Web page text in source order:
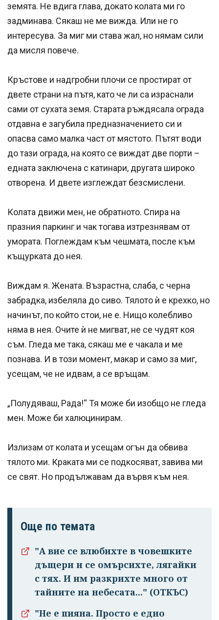
земята. Не вдига глава, докато колата ми го
задминава. Сякаш не ме вижда. Или не го
интересува. За миг ми става жал, но нямам сили
да мисля повече.
Кръстове и надгробни плочи се простират от
двете страни на пътя, като че ли са израснали
сами от сухата земя. Старата ръждясала ограда
отдавна е загубила предназначението си и
опасва само малка част от мястото. Пътят води
до тази ограда, на която се виждат две порти –
едната заключена с катинари, другата широко
отвoрена. И двете изглеждат безсмислени.
Колата движи мен, не обратното. Спира на
празния паркинг и чак тогава изтрезнявам от
умората. Поглеждам към чешмата, после към
къщурката до нея.
Виждам я. Жената. Възрастна, слаба, с черна
забрадка, избеляла до сиво. Тялото ѝ е крехко, но
начинът, по който стои, не е. Нищо колебливо
няма в нея. Очите ѝ не мигват, не се чудят коя
съм. Гледа ме така, сякаш ме е чакала и ме
познава. И в този момент, макар и само за миг,
усещам, че не идвам, а се връщам.
„Полудяваш, Рада!“ Тя може би изобщо не гледа
мен. Може би халюцинирам.
Излизам от колата и усещам огън да обвива
тялото ми. Краката ми се подкосяват, завива ми
се свят. Но продължавам да вървя към нея.
Още по темата
"А вие се влюбихте в чо­вешките
дъщери и се омърсихте, лягайки
с тях. И им раз­крихте много от
тайните на небесата..." (ОТКЪС)
"Не е пияна. Просто е едно